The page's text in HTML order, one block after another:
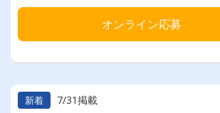
オンライン応募
新着 7/31掲載